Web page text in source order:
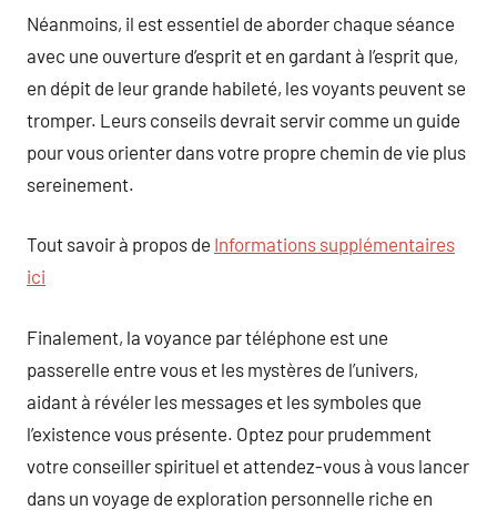
Néanmoins, il est essentiel de aborder chaque séance
avec une ouverture d’esprit et en gardant à l’esprit que,
en dépit de leur grande habileté, les voyants peuvent se
tromper. Leurs conseils devrait servir comme un guide
pour vous orienter dans votre propre chemin de vie plus
sereinement.
Tout savoir à propos de Informations supplémentaires
ici
Finalement, la voyance par téléphone est une
passerelle entre vous et les mystères de l’univers,
aidant à révéler les messages et les symboles que
l’existence vous présente. Optez pour prudemment
votre conseiller spirituel et attendez-vous à vous lancer
dans un voyage de exploration personnelle riche en